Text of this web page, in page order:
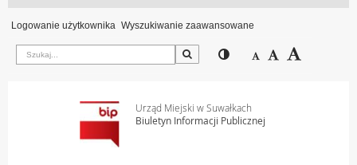
Logowanie użytkownika Wyszukiwanie zaawansowane
Szukaj Przełącz pomiędzy
Zmniejsz
Domyślny
Urząd Miejski w Suwałkach
Biuletyn Informacji Publicznej